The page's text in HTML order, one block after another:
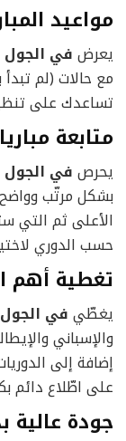
مواعيد
يعرضفي الجول
مع حالات (لم تبدأ
تساعدك على
متابعة
يحرصفي الجول
بشكل مرتّب
الأعلى ثم التي
حسب الدوري
تغطية أهم
يغطّيفي الجول
والإسباني
إضافة إلى
على اطّلاع دائم
جودة